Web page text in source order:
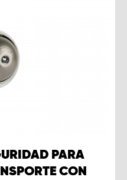
PARA
CON